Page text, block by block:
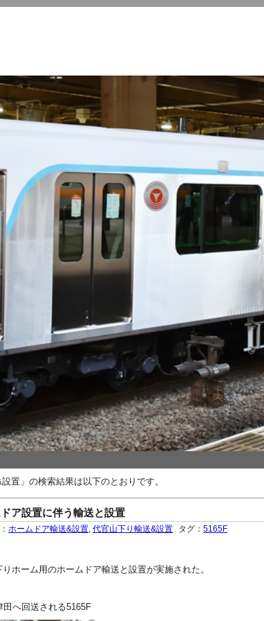
置」の検索結果は以下のとおりです。
ア設置に伴う輸送と設置
ホームドア輸送&設置 ,代官山下り輸送&設置 タグ：5165F
ホーム用のホームドア輸送と設置が実施された。
へ回送される5165F